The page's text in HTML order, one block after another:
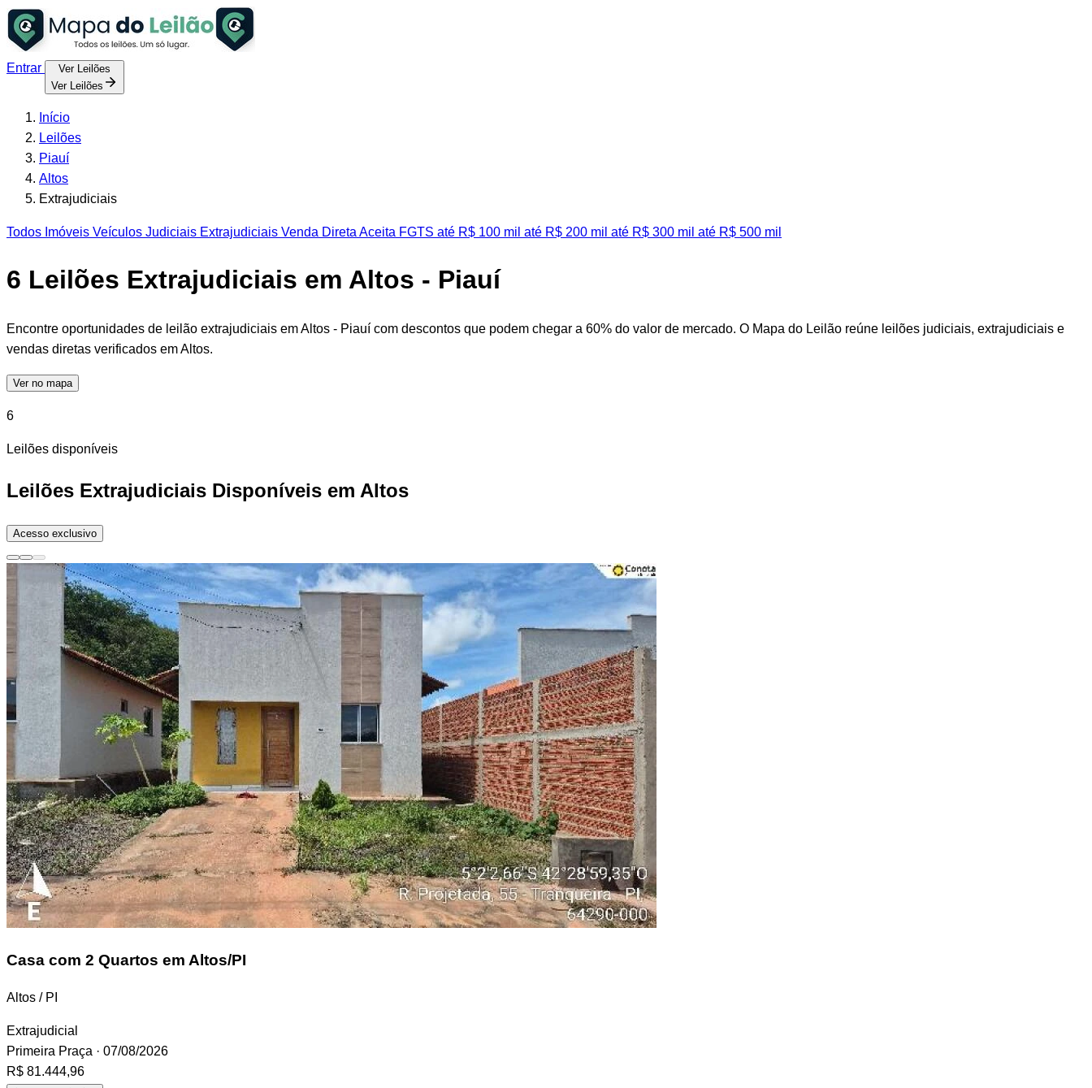
Entrar
Ver Leilões
Ver Leilões
Início
Leilões
Piauí
Altos
Extrajudiciais
Todos Imóveis Veículos Judiciais Extrajudiciais Venda Direta Aceita FGTS até R$ 100 mil até R$ 200 mil até R$ 300 mil até R$ 500 mil
6 Leilões Extrajudiciais em Altos - Piauí
Encontre oportunidades de leilão extrajudiciais em Altos - Piauí com descontos que podem chegar a 60% do valor de mercado. O Mapa do Leilão reúne leilões judiciais, extrajudiciais e
vendas diretas verificados em Altos.
Ver no mapa
6
Leilões disponíveis
Leilões Extrajudiciais Disponíveis em Altos
Acesso exclusivo
Casa com 2 Quartos em Altos/PI
Altos / PI
Extrajudicial
Primeira Praça · 07/08/2026
R$ 81.444,96